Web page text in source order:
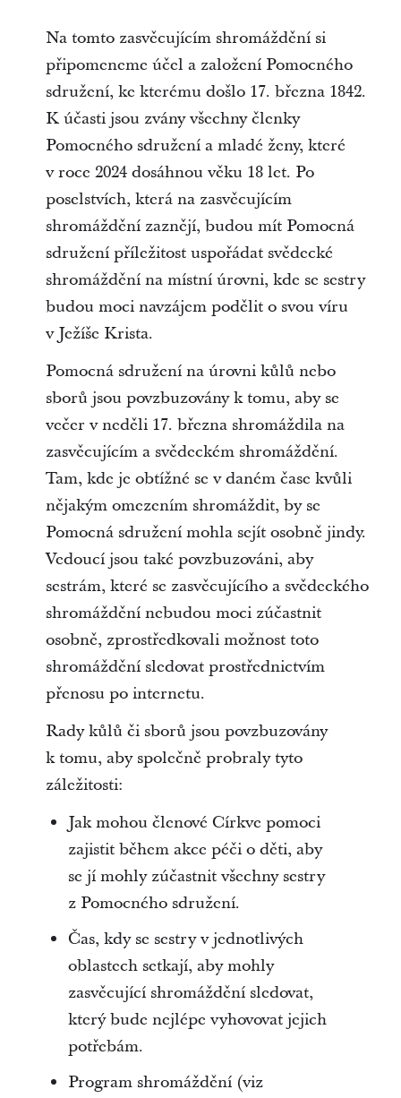
Na tomto zasvěcujícím shromáždění si
připomeneme účel a založení Pomocného
sdružení, ke kterému došlo 17. března 1842.
K účasti jsou zvány všechny členky
Pomocného sdružení a mladé ženy, které
v roce 2024 dosáhnou věku 18 let. Po
poselstvích, která na zasvěcujícím
shromáždění zaznějí, budou mít Pomocná
sdružení příležitost uspořádat svědecké
shromáždění na místní úrovni, kde se sestry
budou moci navzájem podělit o svou víru
v Ježíše Krista.
Pomocná sdružení na úrovni kůlů nebo
sborů jsou povzbuzovány k tomu, aby se
večer v neděli 17. března shromáždila na
zasvěcujícím a svědeckém shromáždění.
Tam, kde je obtížné se v daném čase kvůli
nějakým omezením shromáždit, by se
Pomocná sdružení mohla sejít osobně jindy.
Vedoucí jsou také povzbuzováni, aby
sestrám, které se zasvěcujícího a svědeckého
shromáždění nebudou moci zúčastnit
osobně, zprostředkovali možnost toto
shromáždění sledovat prostřednictvím
přenosu po internetu.
Rady kůlů či sborů jsou povzbuzovány
k tomu, aby společně probraly tyto
záležitosti:
Jak mohou členové Církve pomoci
zajistit během akce péči o děti, aby
se jí mohly zúčastnit všechny sestry
z Pomocného sdružení.
Čas, kdy se sestry v jednotlivých
oblastech setkají, aby mohly
zasvěcující shromáždění sledovat,
který bude nejlépe vyhovovat jejich
potřebám.
Program shromáždění (viz